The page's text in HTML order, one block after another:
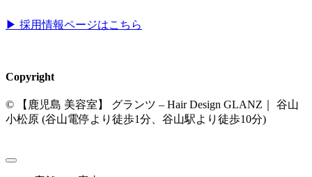
▶︎ 採用情報ページはこちら
Copyright
© 【鹿児島 美容室】 グランツ – Hair Design GLANZ｜ 谷山
小松原 (谷山電停より徒歩1分、谷山駅より徒歩10分)